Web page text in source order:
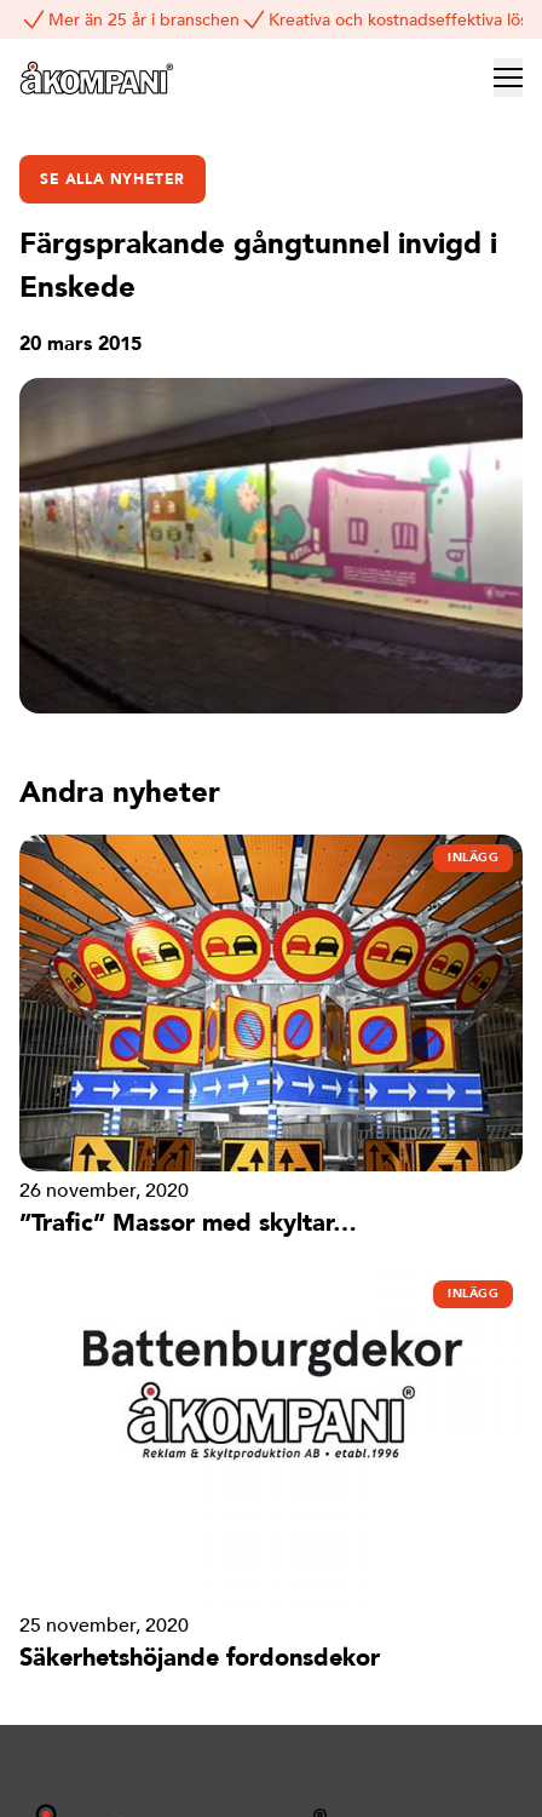
Mer än 25 år i branschen Kreativa och kostnadseffektiva
SE ALLA NYHETER
Färgsprakande gångtunnel invigd i
Enskede
20 mars 2015
Andra nyheter
INLÄGG
26 november, 2020
”Trafic” Massor med skyltar…
INLÄGG
25 november, 2020
Säkerhetshöjande fordonsdekor